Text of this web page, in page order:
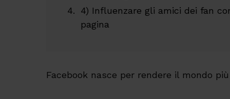
4) Influenzare gli amici dei fan
pagina
Facebook nasce per rendere il mondo